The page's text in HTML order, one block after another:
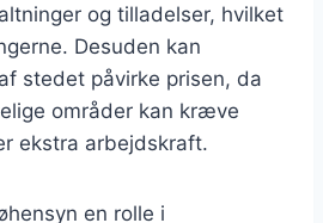
og tilladelser, hvilket
Desuden kan
stedet påvirke prisen, da
områder kan kræve
ekstra arbejdskraft.
en rolle i